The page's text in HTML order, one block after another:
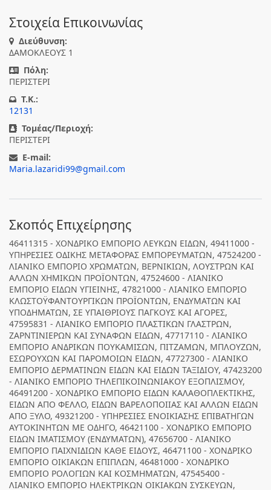
Στοιχεία Επικοινωνίας
Διεύθυνση:
ΔΑΜΟΚΛΕΟΥΣ 1
Πόλη:
ΠΕΡΙΣΤΕΡΙ
T.K.:
12131
Τομέας/Περιοχή:
ΠΕΡΙΣΤΕΡΙ
E-mail:
Maria.lazaridi99@gmail.com
Σκοπός Επιχείρησης
46411315 - ΧΟΝΔΡΙΚΟ ΕΜΠΟΡΙΟ ΛΕΥΚΩΝ ΕΙΔΩΝ, 49411000 -
ΥΠΗΡΕΣΙΕΣ ΟΔΙΚΗΣ ΜΕΤΑΦΟΡΑΣ ΕΜΠΟΡΕΥΜΑΤΩΝ, 47524200 -
ΛΙΑΝΙΚΟ ΕΜΠΟΡΙΟ ΧΡΩΜΑΤΩΝ, ΒΕΡΝΙΚΙΩΝ, ΛΟΥΣΤΡΩΝ ΚΑΙ
ΑΛΛΩΝ ΧΗΜΙΚΩΝ ΠΡΟΪΟΝΤΩΝ, 47524600 - ΛΙΑΝΙΚΟ
ΕΜΠΟΡΙΟ ΕΙΔΩΝ ΥΓΙΕΙΝΗΣ, 47821000 - ΛΙΑΝΙΚΟ ΕΜΠΟΡΙΟ
ΚΛΩΣΤΟΫΦΑΝΤΟΥΡΓΙΚΩΝ ΠΡΟΪΟΝΤΩΝ, ΕΝΔΥΜΑΤΩΝ ΚΑΙ
ΥΠΟΔΗΜΑΤΩΝ, ΣΕ ΥΠΑΙΘΡΙΟΥΣ ΠΑΓΚΟΥΣ ΚΑΙ ΑΓΟΡΕΣ,
47595831 - ΛΙΑΝΙΚΟ ΕΜΠΟΡΙΟ ΠΛΑΣΤΙΚΩΝ ΓΛΑΣΤΡΩΝ,
ΖΑΡΝΤΙΝΙΕΡΩΝ ΚΑΙ ΣΥΝΑΦΩΝ ΕΙΔΩΝ, 47717110 - ΛΙΑΝΙΚΟ
ΕΜΠΟΡΙΟ ΑΝΔΡΙΚΩΝ ΠΟΥΚΑΜΙΣΩΝ, ΠΙΤΖΑΜΩΝ, ΜΠΛΟΥΖΩΝ,
ΕΣΩΡΟΥΧΩΝ ΚΑΙ ΠΑΡΟΜΟΙΩΝ ΕΙΔΩΝ, 47727300 - ΛΙΑΝΙΚΟ
ΕΜΠΟΡΙΟ ΔΕΡΜΑΤΙΝΩΝ ΕΙΔΩΝ ΚΑΙ ΕΙΔΩΝ ΤΑΞΙΔΙΟΥ, 47423200
- ΛΙΑΝΙΚΟ ΕΜΠΟΡΙΟ ΤΗΛΕΠΙΚΟΙΝΩΝΙΑΚΟΥ ΕΞΟΠΛΙΣΜΟΥ,
46491200 - ΧΟΝΔΡΙΚΟ ΕΜΠΟΡΙΟ ΕΙΔΩΝ ΚΑΛΑΘΟΠΛΕΚΤΙΚΗΣ,
ΕΙΔΩΝ ΑΠΟ ΦΕΛΛΟ, ΕΙΔΩΝ ΒΑΡΕΛΟΠΟΙΙΑΣ ΚΑΙ ΑΛΛΩΝ ΕΙΔΩΝ
ΑΠΟ ΞΥΛΟ, 49321200 - ΥΠΗΡΕΣΙΕΣ ΕΝΟΙΚΙΑΣΗΣ ΕΠΙΒΑΤΗΓΩΝ
ΑΥΤΟΚΙΝΗΤΩΝ ΜΕ ΟΔΗΓΟ, 46421100 - ΧΟΝΔΡΙΚΟ ΕΜΠΟΡΙΟ
ΕΙΔΩΝ ΙΜΑΤΙΣΜΟΥ (ΕΝΔΥΜΑΤΩΝ), 47656700 - ΛΙΑΝΙΚΟ
ΕΜΠΟΡΙΟ ΠΑΙΧΝΙΔΙΩΝ ΚΑΘΕ ΕΙΔΟΥΣ, 46471100 - ΧΟΝΔΡΙΚΟ
ΕΜΠΟΡΙΟ ΟΙΚΙΑΚΩΝ ΕΠΙΠΛΩΝ, 46481000 - ΧΟΝΔΡΙΚΟ
ΕΜΠΟΡΙΟ ΡΟΛΟΓΙΩΝ ΚΑΙ ΚΟΣΜΗΜΑΤΩΝ, 47545400 -
ΛΙΑΝΙΚΟ ΕΜΠΟΡΙΟ ΗΛΕΚΤΡΙΚΩΝ ΟΙΚΙΑΚΩΝ ΣΥΣΚΕΥΩΝ,